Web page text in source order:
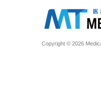
Copyright © 2026